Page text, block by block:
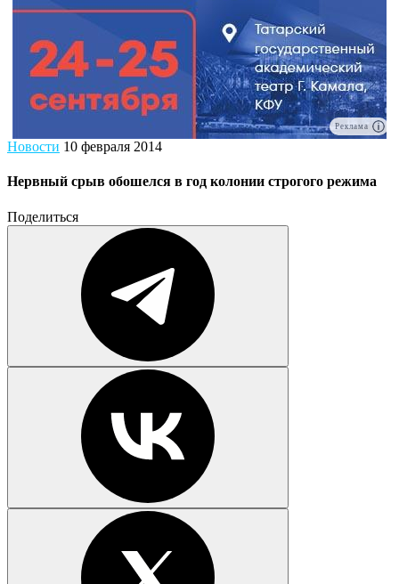
Реклама
Новости 10 февраля 2014
Нервный срыв обошелся в год колонии строгого режима
Поделиться